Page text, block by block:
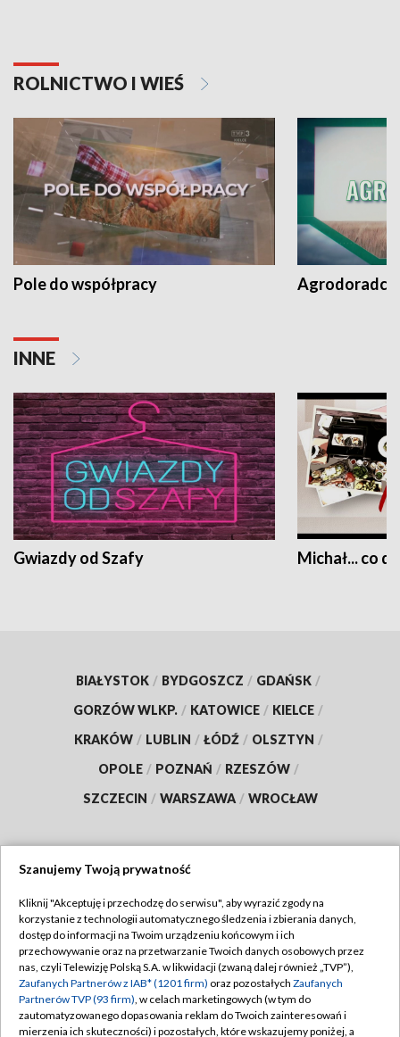
ROLNICTWO I WIEŚ
Pole do współpracy Agrodoradcy
INNE
Gwiazdy od Szafy Michał... co
BIAŁYSTOK / BYDGOSZCZ / GDAŃSK /
GORZÓW WLKP. / KATOWICE / KIELCE /
KRAKÓW / LUBLIN / ŁÓDŹ / OLSZTYN /
OPOLE / POZNAŃ / RZESZÓW /
SZCZECIN / WARSZAWA / WROCŁAW
TVP
Abonament TVP
Emisja w TVP
Centrum informacji TVP
Regulamin TVP
Polityka prywatności
Moje zgody
Szanujemy Twoją prywatność
Kliknij "Akceptuję i przechodzę do serwisu", aby wyrazić zgody na
korzystanie z technologii automatycznego śledzenia i zbierania danych,
dostęp do informacji na Twoim urządzeniu końcowym i ich
przechowywanie oraz na przetwarzanie Twoich danych osobowych przez
nas, czyli Telewizję Polską S.A. w likwidacji (zwaną dalej również „TVP”),
Zaufanych Partnerów z IAB* (1201 firm) oraz pozostałych Zaufanych
Partnerów TVP (93 firm), w celach marketingowych (w tym do
zautomatyzowanego dopasowania reklam do Twoich zainteresowań i
mierzenia ich skuteczności) i pozostałych, które wskazujemy poniżej, a